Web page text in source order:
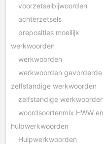
voorzetselbijwoorden
achterzetsels
preposities moeilijk
werkwoorden
werkwoorden
werkwoorden gevorderde
zelfstandige werkwoorden
zelfstandige werkwoorden
hulpwerkwoorden
Hulpwerkwoorden